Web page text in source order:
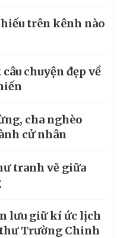
trên kênh nào
chuyện đẹp về
cha nghèo
cử nhân
tranh vẽ giữa
lưu giữ kí ức lịch
Trường Chinh